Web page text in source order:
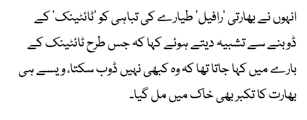
انہوں نے بھارتی ’رافیل‘ طیارے کی تباہی کو ’ٹائٹینک‘ کے
ڈوبنے سے تشبیہ دیتے ہوئے کہا کہ جس طرح ٹائٹینک کے
بارے میں کہا جاتا تھا کہ وہ کبھی نہیں ڈوب سکتا، ویسے ہی
بھارت کا تکبر بھی خاک میں مل گیا۔